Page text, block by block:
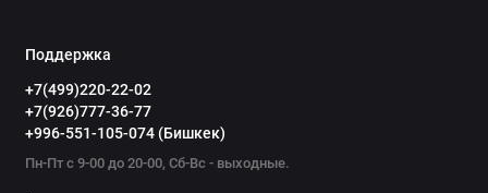
Поддержка
+7(499)220-22-02
+7(926)777-36-77
+996-551-105-074 (Бишкек)
Пн-Пт с 9-00 до 20-00, Сб-Вс - выходные.